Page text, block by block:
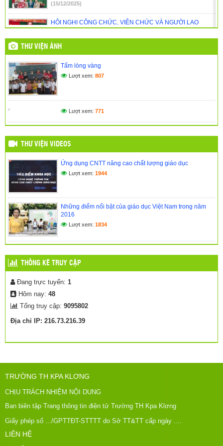
(15/12/2025)
HỘI NGHỊ CÔNG CHỨC, VIÊN CHỨC VÀ NGƯỜI LAO
ĐỘNG NĂM HỌC 2025 – 2026
(01/11/2025)
TIỂU HỌC KPĂ KLƠNG 🎉
(14/09/2025)
NGÀY HỘI ĐỌC SÁCH – GIEO MẦM TRI THỨC DƯỚI MÁI
(27/05/2025)
THƯ VIỆN ẢNH
Tấm lòng vàng
Lượt xem: 807
Lượt xem: 771
THƯ VIỆN VIDEOS
Ứng dụng CNTT nâng cao chất lượng giáo dục
Lượt xem: 1944
Những điểm nổi bật của giáo dục Việt Nam trong năm
2016
Lượt xem: 1834
THỐNG KÊ TRUY CẬP
Đang trực tuyến: 1
Hôm nay: 48
Tổng truy cập: 9095802
Địa chỉ IP: 216.73.216.39
TRƯỜNG TH KPA KLƠNG
CHỊU TRÁCH NHIỆM NỘI DUNG
Ban biên tập Trang thông tin điện tử Trường TH Kpa Klơng
Giấy phép số .../GPTTĐT-STTTT do Sở TT&TT cấp ngày ....
LIÊN HỆ